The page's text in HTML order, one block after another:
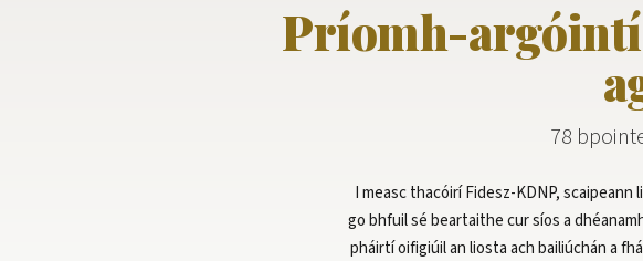
Príomh-
78
I measc thacóirí Fidesz-KDNP,
go bhfuil sé beartaithe cur síos a
pháirtí oifigiúil an liosta ach bailiúchán a